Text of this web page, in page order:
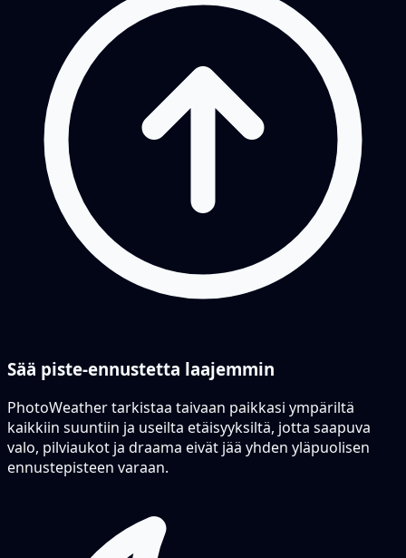
Sää piste-ennustetta laajemmin
PhotoWeather tarkistaa taivaan paikkasi ympäriltä
kaikkiin suuntiin ja useilta etäisyyksiltä, jotta saapuva
valo, pilviaukot ja draama eivät jää yhden yläpuolisen
ennustepisteen varaan.